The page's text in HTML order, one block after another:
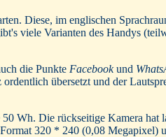
Diese, im englischen
viele Varianten des Handys
die Punkte Facebookund
übersetzt und der
Wh. Die rückseitige Kamera
320 * 240 (0,08 Megapixel)